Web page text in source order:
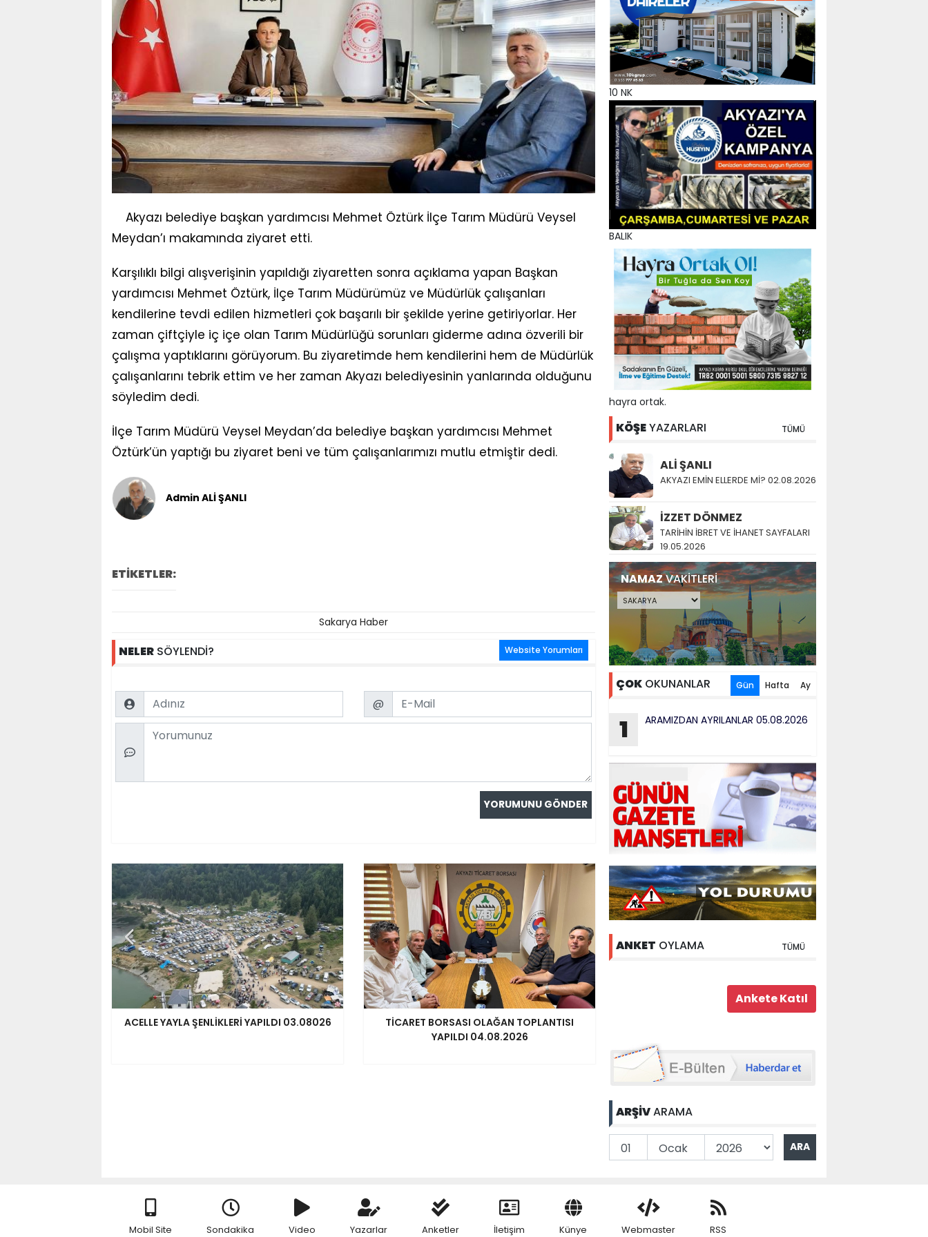
Akyazı belediye başkan yardımcısı Mehmet Öztürk İlçe Tarım Müdürü Veysel
Meydan’ı makamında ziyaret etti.
Karşılıklı bilgi alışverişinin yapıldığı ziyaretten sonra açıklama yapan Başkan
yardımcısı Mehmet Öztürk, İlçe Tarım Müdürümüz ve Müdürlük çalışanları
kendilerine tevdi edilen hizmetleri çok başarılı bir şekilde yerine getiriyorlar. Her
zaman çiftçiyle iç içe olan Tarım Müdürlüğü sorunları giderme adına özverili bir
çalışma yaptıklarını görüyorum. Bu ziyaretimde hem kendilerini hem de Müdürlük
çalışanlarını tebrik ettim ve her zaman Akyazı belediyesinin yanlarında olduğunu
söyledim dedi.
İlçe Tarım Müdürü Veysel Meydan’da belediye başkan yardımcısı Mehmet
Öztürk’ün yaptığı bu ziyaret beni ve tüm çalışanlarımızı mutlu etmiştir dedi.
Admin ALİ ŞANLI
ETİKETLER:
Sakarya Haber
NELER SÖYLENDİ? Website Yorumları
Name Email
@
Comment
ACELLE YAYLA ŞENLİKLERİ YAPILDI 03.08026
TİCARET BORSASI OLAĞAN TOPLANTISI
YAPILDI 04.08.2026
10 NK
BALIK
hayra ortak.
KÖŞEYAZARLARI TÜMÜ
ALİ ŞANLI
AKYAZI EMİN ELLERDE Mİ? 02.08.2026
İZZET DÖNMEZ
TARİHİN İBRET VE İHANET SAYFALARI
19.05.2026
NAMAZVAKİTLERİ
ÇOK OKUNANLAR Gün Hafta Ay
1 ARAMIZDAN AYRILANLAR 05.08.2026
ANKET OYLAMA TÜMÜ
ARŞİVARAMA
Mobil Site Sondakika Video Yazarlar Anketler İletişim Künye Webmaster RSS